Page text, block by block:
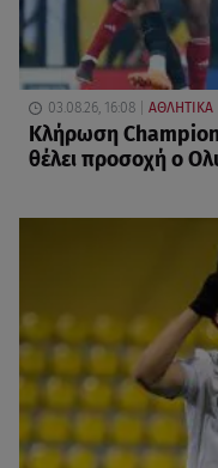
03.08.26, 16:08 ΑΘΛΗΤΙΚΑ
Κλήρωση
θέλει προσοχή ο